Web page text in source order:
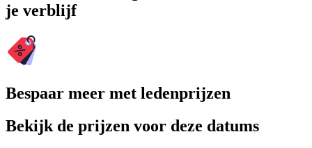
je verblijf
Bespaar meer met ledenprijzen
Bekijk de prijzen voor deze datums